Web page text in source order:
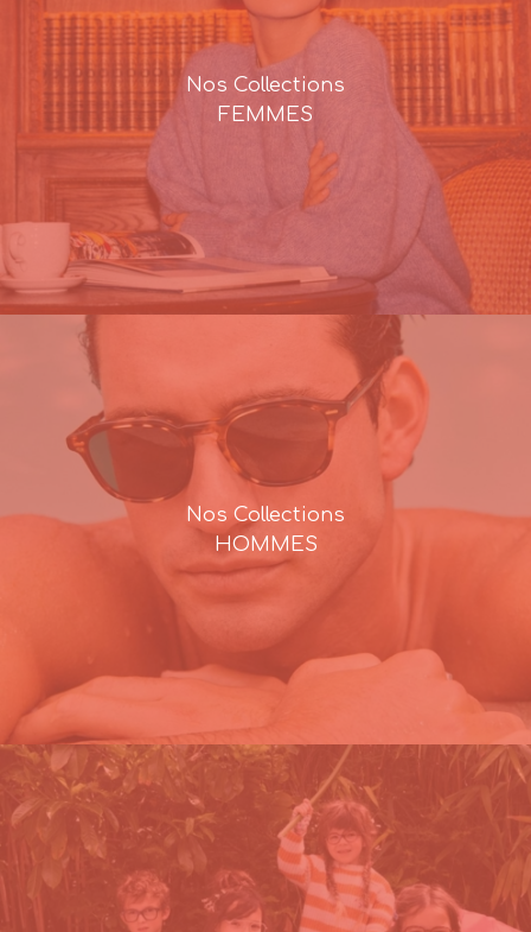
Nos Collections
FEMMES
Nos Collections
HOMMES